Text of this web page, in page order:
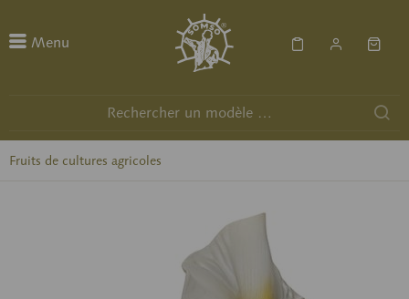
Menu
Fruits de cultures agricoles